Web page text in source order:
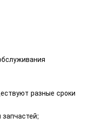
разные сроки